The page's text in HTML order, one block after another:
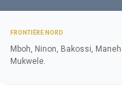
FRONTIÈRE NORD
Mboh, Ninon, Bakossi,
Mukwele.